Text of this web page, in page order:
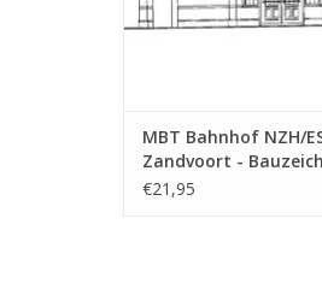
MBT Bahnhof NZH/
Zandvoort -
Maßstab 1 : 64
€21,95